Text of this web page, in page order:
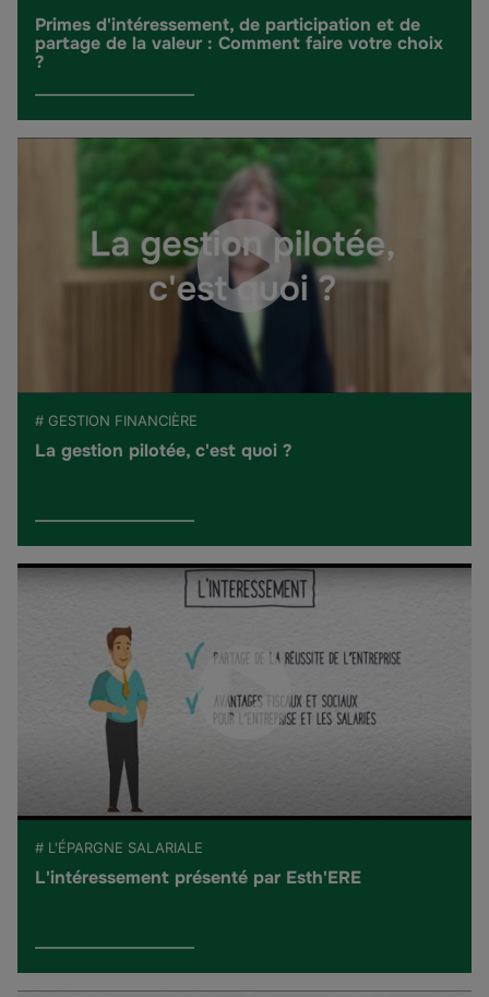
Primes d'intéressement, de participation et de
partage de la valeur : Comment faire votre choix
?
# GESTION FINANCIÈRE
La gestion pilotée, c'est quoi ?
# L'ÉPARGNE SALARIALE
L'intéressement présenté par Esth'ERE